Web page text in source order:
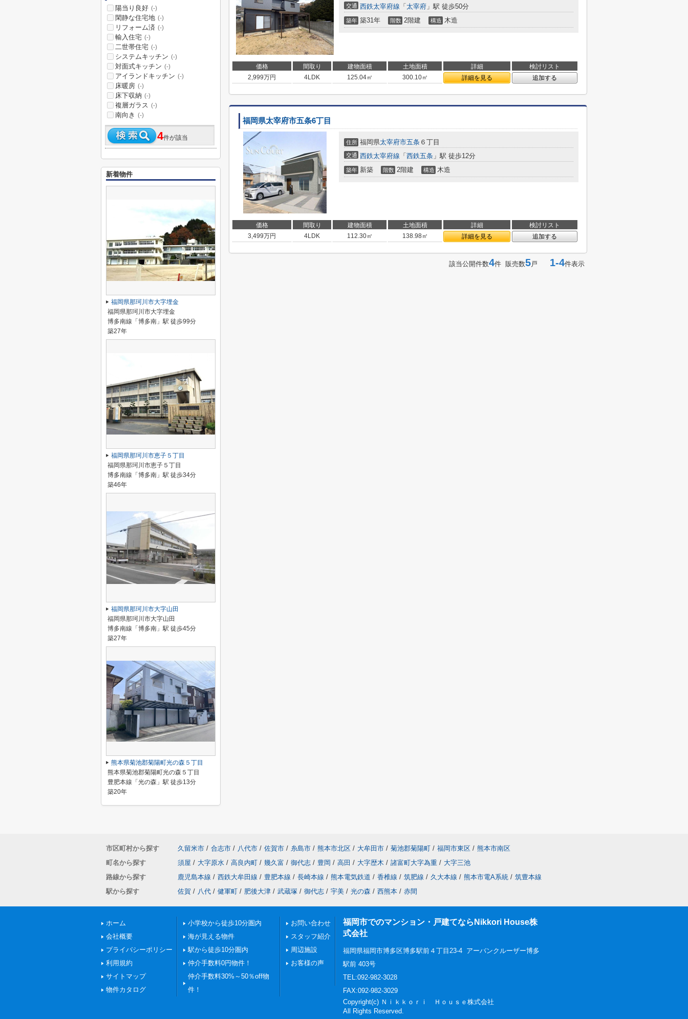
交通 西鉄太宰府線 「 太宰府 」駅 徒歩50分
築年 築31年 階数 2階建 構造 木造
価格 間取り 建物面積 土地面積 詳細
検討リスト
2,999万円 4LDK 125.04㎡ 300.10㎡ 詳細を見る 追加する
福岡県太宰府市五条6丁目
住所 福岡県太宰府市五条 ６丁目
交通 西鉄太宰府線 「 西鉄五条 」駅 徒歩12分
築年 新築 階数 2階建 構造 木造
価格 間取り 建物面積 土地面積 詳細
検討リスト
3,499万円 4LDK 112.30㎡ 138.98㎡ 詳細を見る 追加する
該当公開件数4件 販売数5戸 1-4件表示
陽当り良好 (-)
閑静な住宅地 (-)
リフォーム済 (-)
輸入住宅 (-)
二世帯住宅 (-)
システムキッチン (-)
対面式キッチン (-)
アイランドキッチン (-)
床暖房 (-)
床下収納 (-)
複層ガラス (-)
南向き (-)
4件が該当
新着物件
福岡県那珂川市大字埋金
福岡県那珂川市大字埋金
博多南線「博多南」駅 徒歩99分
築27年
福岡県那珂川市恵子５丁目
福岡県那珂川市恵子５丁目
博多南線「博多南」駅 徒歩34分
築46年
福岡県那珂川市大字山田
福岡県那珂川市大字山田
博多南線「博多南」駅 徒歩45分
築27年
熊本県菊池郡菊陽町光の森５丁目
熊本県菊池郡菊陽町光の森５丁目
豊肥本線「光の森」駅 徒歩13分
築20年
市区町村から探す 久留米市 / 合志市 / 八代市 / 佐賀市 / 糸島市 / 熊本市北区 / 大牟田市 / 菊池郡菊陽町 / 福岡市東区 / 熊本市南区
町名から探す
須屋 / 大字原水 / 高良内町 / 幾久富 / 御代志 / 豊岡 / 高田 / 大字歴木 / 諸富町大字為重 / 大字三池
路線から探す
鹿児島本線 / 西鉄大牟田線 / 豊肥本線 / 長崎本線 / 熊本電気鉄道 / 香椎線 / 筑肥線 / 久大本線 / 熊本市電A系統 / 筑豊本線
駅から探す
佐賀 / 八代 / 健軍町 / 肥後大津 / 武蔵塚 / 御代志 / 宇美 / 光の森 / 西熊本 / 赤間
ホーム
会社概要
プライバシーポリシー
利用規約
サイトマップ
物件カタログ
小学校から徒歩10分圏内
海が見える物件
駅から徒歩10分圏内
仲介手数料0円物件！
仲介手数料30%～50％off物
件！
お問い合わせ
スタッフ紹介
周辺施設
お客様の声
福岡市でのマンション・戸建てならNikkori House株
式会社
福岡県福岡市博多区博多駅前４丁目23-4 アーバンクルーザー博多
駅前 403号
TEL:092-982-3028
FAX:092-982-3029
Copyright(c) Ｎｉｋｋｏｒｉ Ｈｏｕｓｅ株式会社
All Rights Reserved.